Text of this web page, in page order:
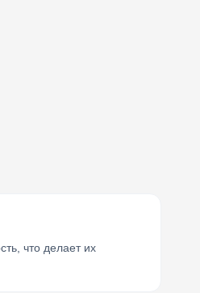
что делает их